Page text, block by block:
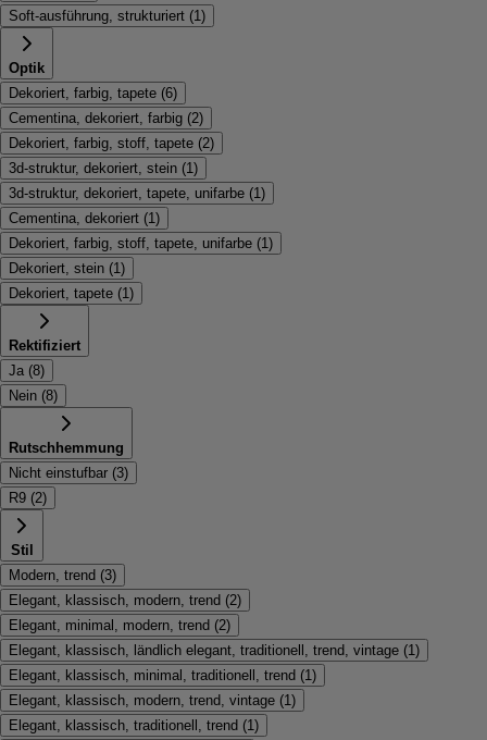
Soft-ausführung, strukturiert (1 )
Optik
Dekoriert, farbig, tapete (6)
Cementina, dekoriert, farbig (2)
Dekoriert, farbig, stoff, tapete (2)
3d-struktur, dekoriert, stein (1 )
3d-struktur, dekoriert, tapete, unifarbe (1 )
Cementina, dekoriert (1 )
Dekoriert, farbig, stoff, tapete, unifarbe (1 )
Dekoriert, stein (1 )
Dekoriert, tapete (1 )
Rektifiziert
Ja (8)
Nein (8)
Rutschhemmung
Nicht einstufbar (3)
R9 (2)
Stil
Modern, trend (3)
Elegant, klassisch, modern, trend (2)
Elegant, minimal, modern, trend (2)
Elegant, klassisch, ländlich elegant, traditionell, trend, vintage (1 )
Elegant, klassisch, minimal, traditionell, trend (1 )
Elegant, klassisch, modern, trend, vintage (1 )
Elegant, klassisch, traditionell, trend (1 )